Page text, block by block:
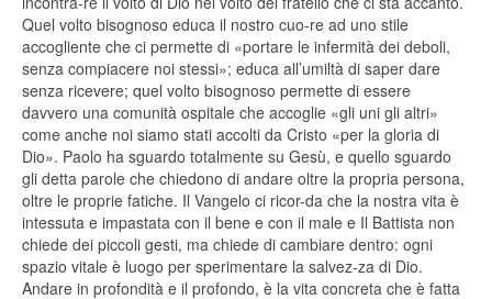
Quel volto bisognoso educa il nostro cuo-re ad uno stile
accogliente che ci permette di «portare le infermità dei deboli,
senza compiacere noi stessi»; educa all’umiltà di saper dare
senza ricevere; quel volto bisognoso permette di essere
davvero una comunità ospitale che accoglie «gli uni gli altri»
come anche noi siamo stati accolti da Cristo «per la gloria di
Dio». Paolo ha sguardo totalmente su Gesù, e quello sguardo
gli detta parole che chiedono di andare oltre la propria persona,
oltre le proprie fatiche. Il Vangelo ci ricor-da che la nostra vita è
intessuta e impastata con il bene e con il male e Il Battista non
chiede dei piccoli gesti, ma chiede di cambiare dentro: ogni
spazio vitale è luogo per sperimentare la salvez-za di Dio.
Andare in profondità e il profondo, è la vita concreta che è fatta